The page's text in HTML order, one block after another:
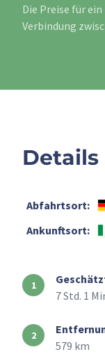
Die Preise für
Verbindung
Details
Abfahrtsort:
Ankunftsort:
7 Std. 1
579 km